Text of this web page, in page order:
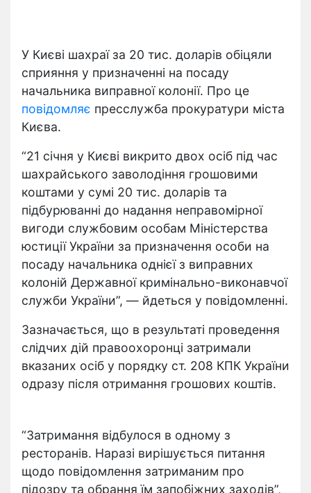
У Києві шахраї за 20 тис. доларів обіцяли
сприяння у призначенні на посаду
начальника виправної колонії. Про це
повідомляє пресслужба прокуратури міста
Києва.
“21 січня у Києві викрито двох осіб під час
шахрайського заволодіння грошовими
коштами у сумі 20 тис. доларів та
підбурюванні до надання неправомірної
вигоди службовим особам Міністерства
юстиції України за призначення особи на
посаду начальника однієї з виправних
колоній Державної кримінально-виконавчої
служби України”, — йдеться у повідомленні.
Зазначається, що в результаті проведення
слідчих дій правоохоронці затримали
вказаних осіб у порядку ст. 208 КПК України
одразу після отримання грошових коштів.
“Затримання відбулося в одному з
ресторанів. Наразі вирішується питання
щодо повідомлення затриманим про
підозру та обрання їм запобіжних заходів”,